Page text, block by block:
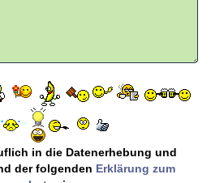
in die Datenerhebung und
der folgenden Erklärung zum